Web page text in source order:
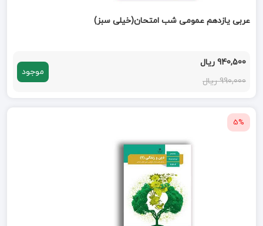
عربی یازدهم عمومی شب امتحان(خیلی سبز)
940,500 ریال
990,000 ریال
موجود
5%